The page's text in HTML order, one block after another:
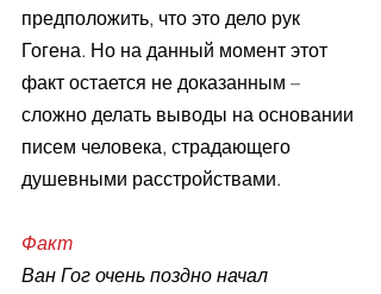
предположить, что это дело рук
Гогена. Но на данный момент этот
факт остается не доказанным –
сложно делать выводы на основании
писем человека, страдающего
душевными расстройствами.
Факт
Ван Гог очень поздно начал